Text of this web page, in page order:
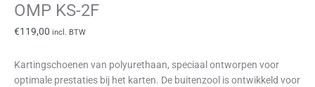
OMP KS-2F
€119,00 incl. BTW
Kartingschoenen van polyurethaan, speciaal ontworpen voor
optimale prestaties bij het karten. De buitenzool is ontwikkeld voor